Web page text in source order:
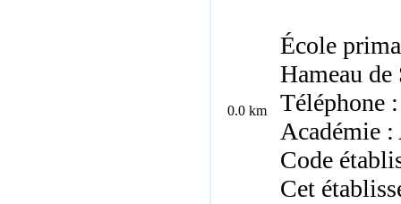
0.0 km
École
Hameau
Téléphone
Académie
Code
Cet